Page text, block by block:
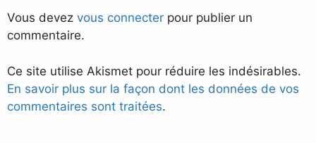
Vous devez vous connecter pour publier un
commentaire.
Ce site utilise Akismet pour réduire les indésirables.
En savoir plus sur la façon dont les données de vos
commentaires sont traitées.